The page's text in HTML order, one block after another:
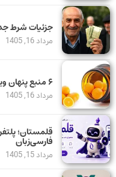
جزئیات شرط
مرداد 16, 1405
۶ منبع پنهان ویتامین C
مرداد 16, 1405
قلمستان؛
فارسی‌زبان
مرداد 15, 1405